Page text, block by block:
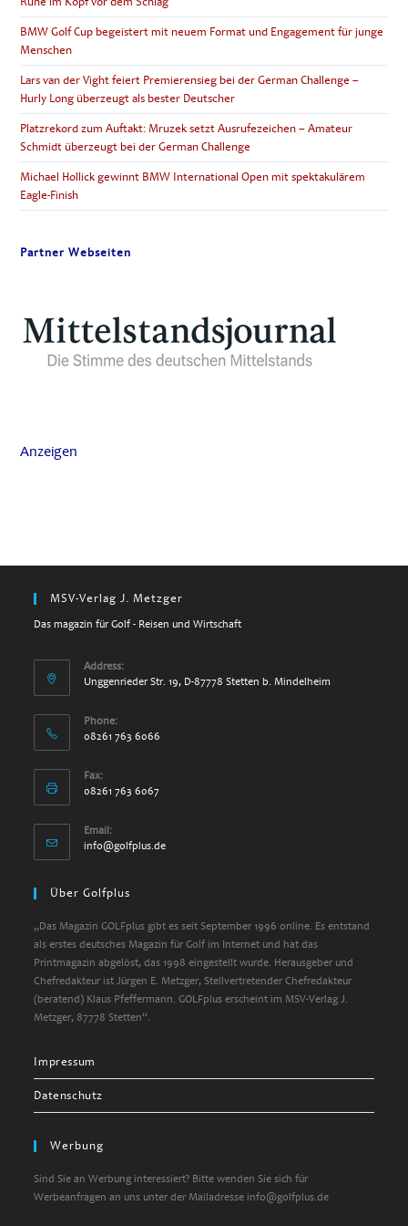
BMW Golf Cup begeistert mit neuem Format und Engagement für junge
Menschen
Lars van der Vight feiert Premierensieg bei der German Challenge –
Hurly Long überzeugt als bester Deutscher
Platzrekord zum Auftakt: Mruzek setzt Ausrufezeichen – Amateur
Schmidt überzeugt bei der German Challenge
Michael Hollick gewinnt BMW International Open mit spektakulärem
Eagle-Finish
Partner Webseiten
Anzeigen
MSV-Verlag J. Metzger
Das magazin für Golf - Reisen und Wirtschaft
Address:
Unggenrieder Str. 19, D-87778 Stetten b. Mindelheim
Phone:
08261 763 6066
Fax:
08261 763 6067
Email:
info@golfplus.de
Über Golfplus
„Das Magazin GOLFplus gibt es seit September 1996 online. Es entstand
als erstes deutsches Magazin für Golf im Internet und hat das
Printmagazin abgelöst, das 1998 eingestellt wurde. Herausgeber und
Chefredakteur ist Jürgen E. Metzger, Stellvertretender Chefredakteur
(beratend) Klaus Pfeffermann. GOLFplus erscheint im MSV-Verlag J.
Metzger, 87778 Stetten“.
Impressum
Datenschutz
Werbung
Sind Sie an Werbung interessiert? Bitte wenden Sie sich für
Werbeanfragen an uns unter der Mailadresse info@golfplus.de